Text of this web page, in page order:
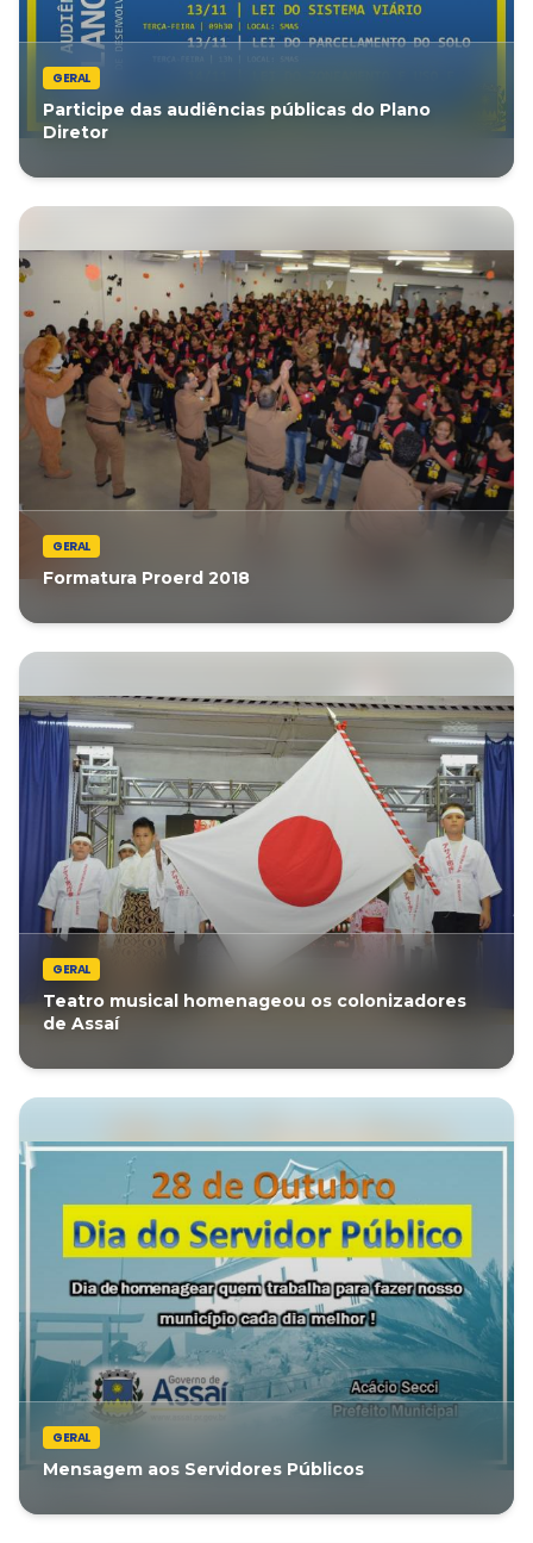
GERAL
Participe das audiências públicas do Plano
Diretor
GERAL
Formatura Proerd 2018
GERAL
Teatro musical homenageou os colonizadores
de Assaí
GERAL
Mensagem aos Servidores Públicos